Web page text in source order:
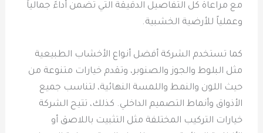
مع مراعاة كل التفاصيل الدقيقة التي تضمن أداءً جمالياً
وعملياً للأرضية الخشبية.
كما تستخدم الشركة أفضل أنواع الأخشاب الطبيعية
مثل البلوط والجوز والصنوبر، وتقدم خيارات متنوعة من
حيث اللون والنمط واللمسة النهائية، لتناسب جميع
الأذواق وأنماط التصميم الداخلي. كذلك، تتيح الشركة
خيارات التركيب المختلفة مثل التثبيت باللاصق أو